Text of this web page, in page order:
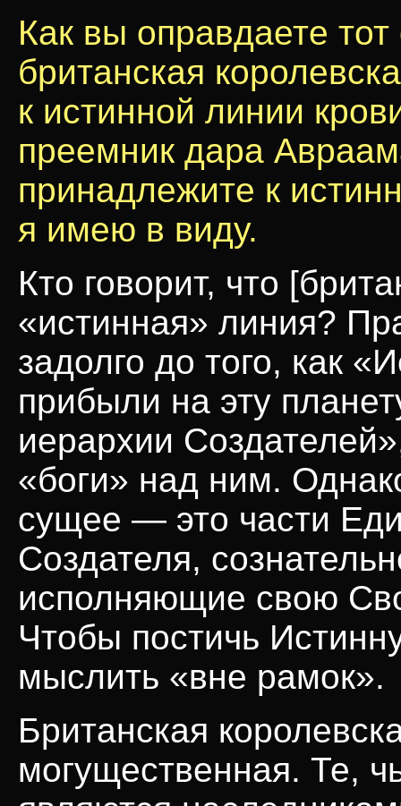
Как вы оправдаете
британская
к истинной линии
преемник дара
принадлежите к
я имею в виду.
Кто говорит, что
«истинная» линия?
задолго до того, как
прибыли на эту
иерархии
«боги» над ним.
сущее — это части
Создателя,
исполняющие свою
Чтобы постичь
мыслить «вне рамок».
Британская
могущественная. Те,